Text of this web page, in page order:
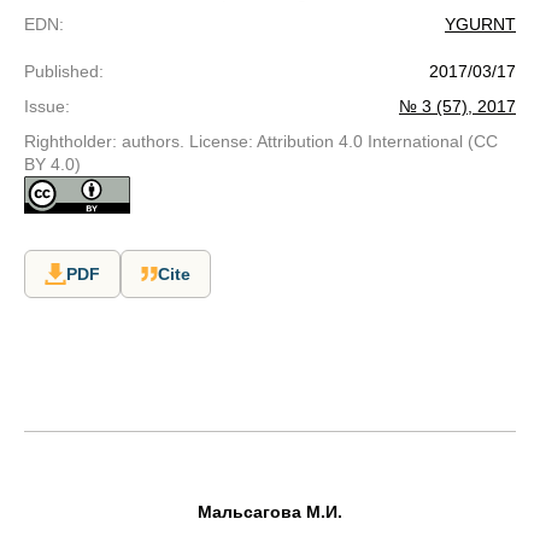
EDN: YGURNT
Published:
2017/03/17
Issue:
№ 3 (57), 2017
Rightholder: authors. License: Attribution 4.0 International (CC
BY 4.0)
PDF Cite
Мальсагова М.И.